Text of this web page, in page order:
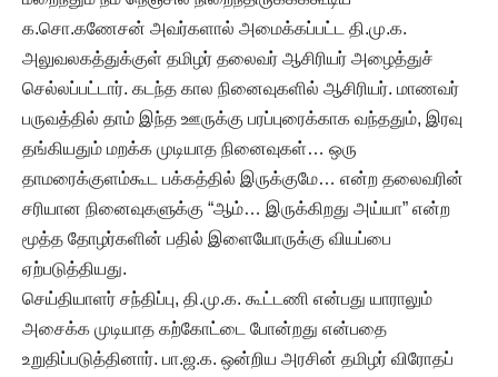
க.சொ.கணேசன் அவர்களால் அமைக்கப்பட்ட தி.மு.க.
அலுவலகத்துக்குள் தமிழர் தலைவர் ஆசிரியர் அழைத்துச்
செல்லப்பட்டார். கடந்த கால நினைவுகளில் ஆசிரியர். மாணவர்
பருவத்தில் தாம் இந்த ஊருக்கு பரப்புரைக்காக வந்ததும், இரவு
தங்கியதும் மறக்க முடியாத நினைவுகள்… ஒரு
தாமரைக்குளம்கூட பக்கத்தில் இருக்குமே… என்ற தலைவரின்
சரியான நினைவுகளுக்கு “ஆம்… இருக்கிறது அய்யா” என்ற
மூத்த தோழர்களின் பதில் இளையோருக்கு வியப்பை
ஏற்படுத்தியது.
செய்தியாளர் சந்திப்பு, தி.மு.க. கூட்டணி என்பது யாராலும்
அசைக்க முடியாத கற்கோட்டை போன்றது என்பதை
உறுதிப்படுத்தினார். பா.ஜ.க. ஒன்றிய அரசின் தமிழர் விரோதப்